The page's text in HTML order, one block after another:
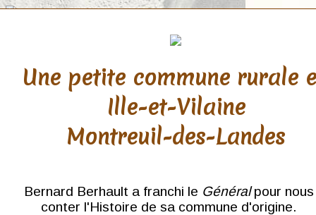
Ille et Vilaine
Bazouges-la-Pérouse
Une petite commune rurale
Ille-et-Vilaine
Montreuil-des-Landes
Bernard Berhault a franchi le Généralpour nous
conter l'Histoire de sa commune d'origine.